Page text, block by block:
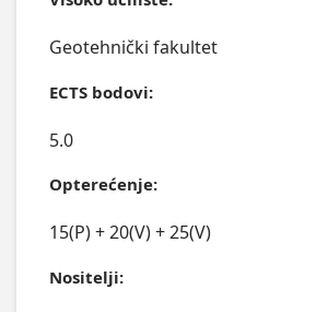
Geotehnički fakultet
ECTS bodovi:
5.0
Opterećenje:
15(P) + 20(V) + 25(V)
Nositelji: